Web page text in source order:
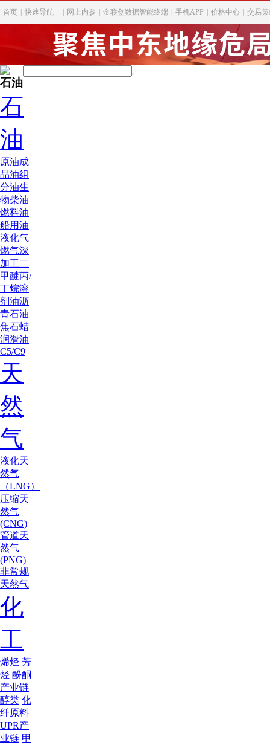
首页 快速导航 网上内参 金联创数据智能终端 手机APP 价格中心 交易
石油
石
油
原油成
品油组
分油生
物柴油
燃料油
船用油
液化气
燃气深
加工二
甲醚丙/
丁烷溶
剂油沥
青石油
焦石蜡
润滑油
C5/C9
天
然
气
液化天
然气
（LNG）
压缩天
然气
(CNG)
管道天
然气
(PNG)
非常规
天然气
化
工
烯烃 芳
烃 酚酮
产业链
醇类 化
纤原料
UPR产
业链 甲